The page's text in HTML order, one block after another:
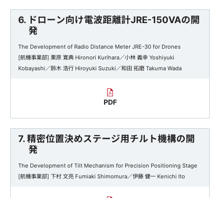
6. ドローン向け電波距離計JRE-150VAの開
発
The Development of Radio Distance Meter JRE-30 for Drones
[航機事業部] 栗原 寛典 Hironori Kurihara／小林 義幸 Yoshiyuki
Kobayashi／鈴木 浩行 Hiroyuki Suzuki／和田 拓磨 Takuma Wada
PDF
7. 精密位置決めステージ用チルト機構の開
発
The Development of Tilt Mechanism for Precision Positioning Stage
[航機事業部] 下村 文亮 Fumiaki Shimomura／伊藤 健一 Kenichi Ito